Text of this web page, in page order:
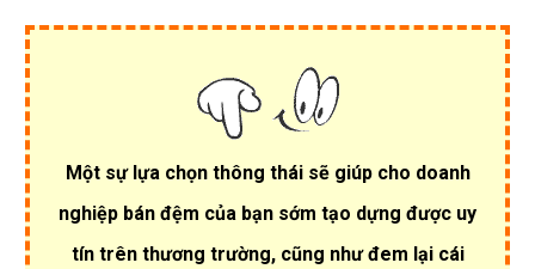
Một sự lựa chọn thông thái sẽ giúp cho doanh
nghiệp bán đệm của bạn sớm tạo dựng được uy
tín trên thương trường, cũng như đem lại cái